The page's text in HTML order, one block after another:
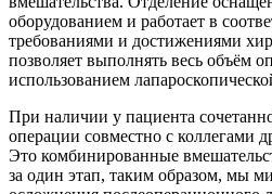
оборудованием и работает в
требованиями и достижениями
позволяет выполнять весь объём
использованием
При наличии у пациента
операции совместно с коллегами
Это комбинированные
за один этап, таким образом, мы